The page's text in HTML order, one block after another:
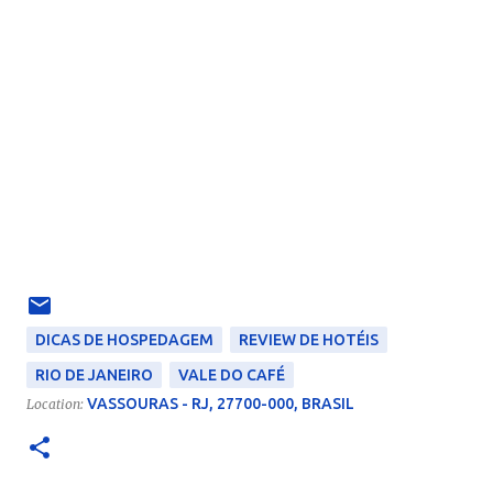
DICAS DE HOSPEDAGEM
REVIEW DE HOTÉIS
RIO DE JANEIRO
VALE DO CAFÉ
Location: VASSOURAS - RJ, 27700-000, BRASIL